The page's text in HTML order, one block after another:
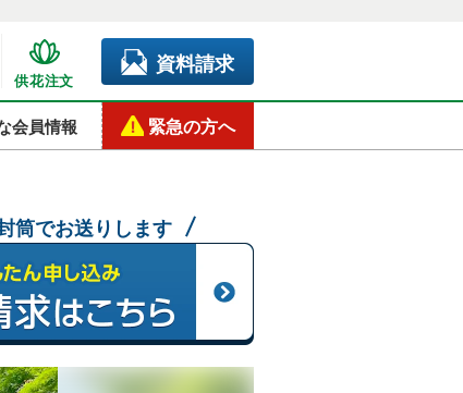
供花注文
資料請求
会員情報 緊急の方へ
筒でお送りします